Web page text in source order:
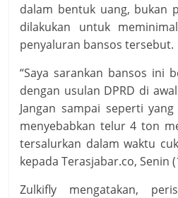
dalam bentuk uang, bukan
dilakukan untuk
penyaluran bansos tersebut.
“Saya sarankan bansos ini
dengan usulan DPRD di
Jangan sampai seperti
menyebabkan telur 4 ton
tersalurkan dalam waktu
kepada Terasjabar.co, Senin
Zulkifly mengatakan,